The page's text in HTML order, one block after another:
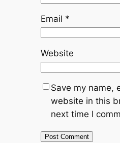
Email *
Website
Save my name,
website in this
next time I